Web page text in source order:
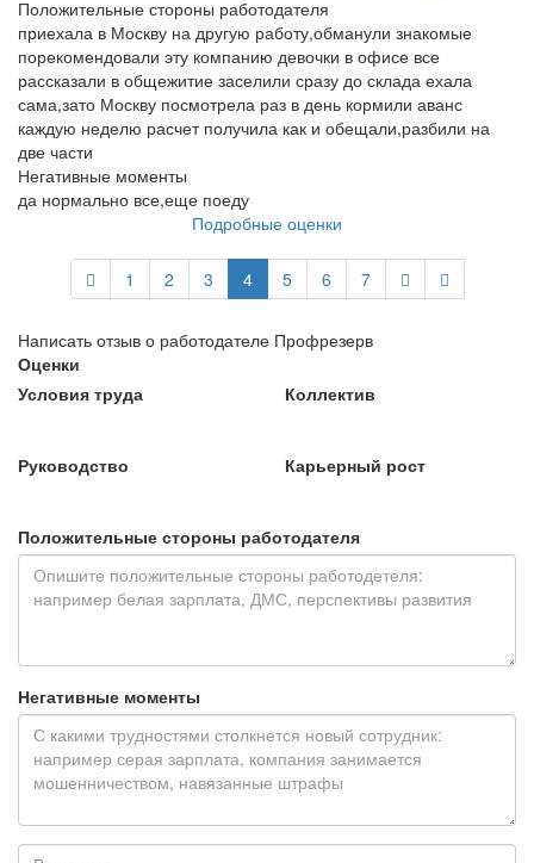
Положительные стороны работодателя
приехала в Москву на другую работу,обманули знакомые
порекомендовали эту компанию девочки в офисе все
рассказали в общежитие заселили сразу до склада ехала
сама,зато Москву посмотрела раз в день кормили аванс
каждую неделю расчет получила как и обещали,разбили на
две части
Негативные моменты
да нормально все,еще поеду
Подробные оценки
1 2 3 4 5 6 7
Написать отзыв о работодателе Профрезерв
Оценки
Условия труда
Коллектив
Руководство Карьерный рост
Положительные стороны работодателя
Негативные моменты